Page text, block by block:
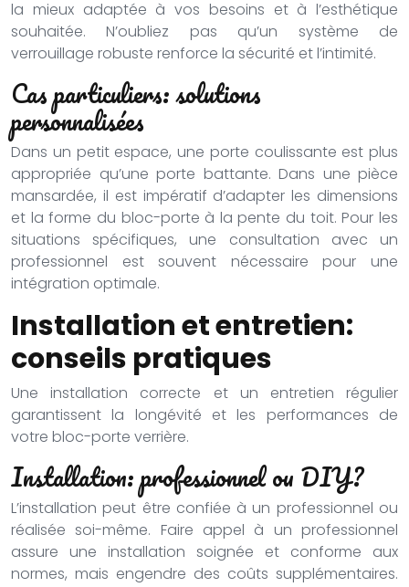
la mieux adaptée à vos besoins et à l’esthétique
souhaitée. N’oubliez pas qu’un système de
verrouillage robuste renforce la sécurité et l’intimité.
Cas particuliers: solutions
personnalisées
Dans un petit espace, une porte coulissante est plus
appropriée qu’une porte battante. Dans une pièce
mansardée, il est impératif d’adapter les dimensions
et la forme du bloc-porte à la pente du toit. Pour les
situations spécifiques, une consultation avec un
professionnel est souvent nécessaire pour une
intégration optimale.
Installation et entretien:
conseils pratiques
Une installation correcte et un entretien régulier
garantissent la longévité et les performances de
votre bloc-porte verrière.
Installation: professionnel ou DIY?
L’installation peut être confiée à un professionnel ou
réalisée soi-même. Faire appel à un professionnel
assure une installation soignée et conforme aux
normes, mais engendre des coûts supplémentaires.